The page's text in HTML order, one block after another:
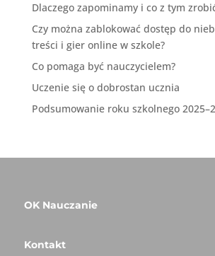
Dlaczego zapominamy i co z tym
Czy można zablokować dostęp do
treści i gier online w szkole?
Co pomaga być nauczycielem?
Uczenie się o dobrostan ucznia
Podsumowanie roku szkolnego
OK Nauczanie
Kontakt